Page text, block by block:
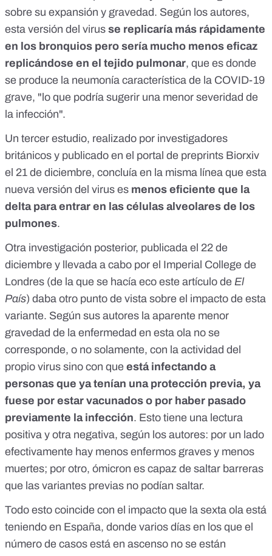
sobre su expansión y gravedad. Según los autores,
esta versión del virus se replicaría más rápidamente
en los bronquios pero sería mucho menos eficaz
replicándose en el tejido pulmonar, que es donde
se produce la neumonía característica de la COVID-19
grave, "lo que podría sugerir una menor severidad de
la infección".
Un tercer estudio, realizado por investigadores
británicos y publicado en el portal de preprints Biorxiv
el 21 de diciembre, concluía en la misma línea que esta
nueva versión del virus es menos eficiente que la
delta para entrar en las células alveolares de los
pulmones.
Otra investigación posterior, publicada el 22 de
diciembre y llevada a cabo por el Imperial College de
Londres (de la que se hacía eco este artículo de El
País) daba otro punto de vista sobre el impacto de esta
variante. Según sus autores la aparente menor
gravedad de la enfermedad en esta ola no se
corresponde, o no solamente, con la actividad del
propio virus sino con que está infectando a
personas que ya tenían una protección previa, ya
fuese por estar vacunados o por haber pasado
previamente la infección. Esto tiene una lectura
positiva y otra negativa, según los autores: por un lado
efectivamente hay menos enfermos graves y menos
muertes; por otro, ómicron es capaz de saltar barreras
que las variantes previas no podían saltar.
Todo esto coincide con el impacto que la sexta ola está
teniendo en España, donde varios días en los que el
número de casos está en ascenso no se están